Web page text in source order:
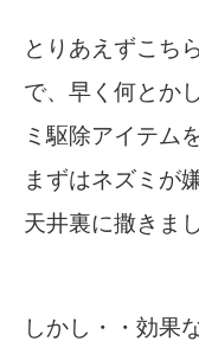
とりあえずこち
で、早く何とか
ミ駆除アイテム
まずはネズミが
天井裏に撒きまし
しかし・・効果